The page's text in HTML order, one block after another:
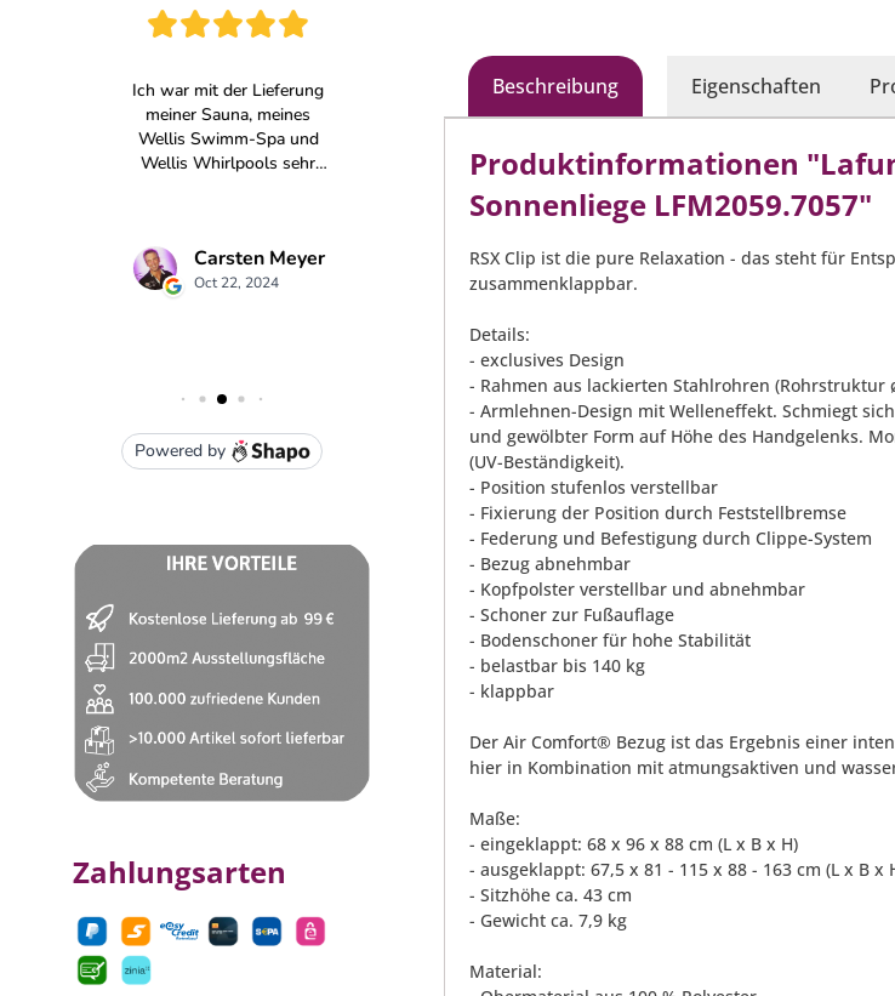
Zahlungsarten
Beschreibung Eigenschaften
Produktinformationen
Sonnenliege LFM2059.7057"
RSX Clip ist die pure Relaxation - das steht für
zusammenklappbar.
Details:
- exclusives Design
- Rahmen aus lackierten Stahlrohren (Rohrstruktur
- Armlehnen-Design mit Welleneffekt. Schmiegt
und gewölbter Form auf Höhe des Handgelenks.
(UV-Beständigkeit).
- Position stufenlos verstellbar
- Fixierung der Position durch Feststellbremse
- Federung und Befestigung durch Clippe-System
- Bezug abnehmbar
- Kopfpolster verstellbar und abnehmbar
- Schoner zur Fußauflage
- Bodenschoner für hohe Stabilität
- belastbar bis 140 kg
- klappbar
Der Air Comfort® Bezug ist das Ergebnis einer
hier in Kombination mit atmungsaktiven und
Maße:
- eingeklappt: 68 x 96 x 88 cm (L x B x H)
- ausgeklappt: 67,5 x 81 - 115 x 88 - 163 cm (L x B x
- Sitzhöhe ca. 43 cm
- Gewicht ca. 7,9 kg
Material: